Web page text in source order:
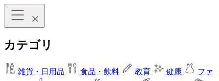
カテゴリ
雑貨・日用品 食品・飲料 教育 健康
ファ